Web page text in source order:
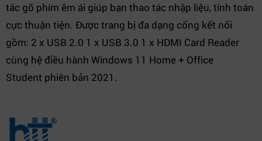
tác gõ phím êm ái giúp bạn thao tác nhập liệu, tính toán
cực thuận tiện. Được trang bị đa dạng cổng kết nối
gồm: 2 x USB 2.0 1 x USB 3.0 1 x HDMI Card Reader
cùng hệ điều hành Windows 11 Home + Office
Student phiên bản 2021.